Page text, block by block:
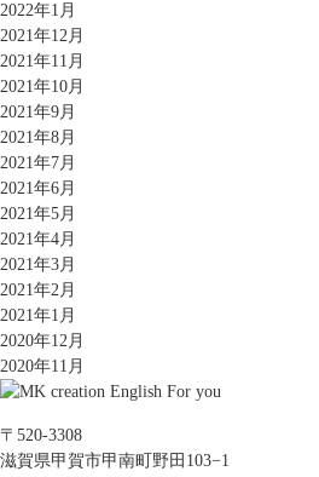
2022年1月
2021年12月
2021年11月
2021年10月
2021年9月
2021年8月
2021年7月
2021年6月
2021年5月
2021年4月
2021年3月
2021年2月
2021年1月
2020年12月
2020年11月
〒520-3308
滋賀県甲賀市甲南町野田103−1